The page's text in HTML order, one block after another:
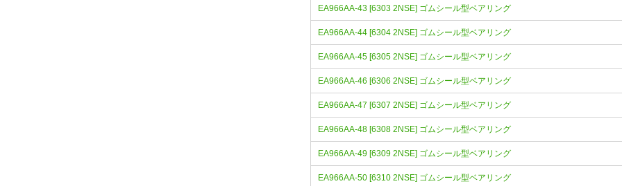
EA966AA-43 [6303 2NSE] ゴムシール型ベアリング
EA966AA-44 [6304 2NSE] ゴムシール型ベアリング
EA966AA-45 [6305 2NSE] ゴムシール型ベアリング
EA966AA-46 [6306 2NSE] ゴムシール型ベアリング
EA966AA-47 [6307 2NSE] ゴムシール型ベアリング
EA966AA-48 [6308 2NSE] ゴムシール型ベアリング
EA966AA-49 [6309 2NSE] ゴムシール型ベアリング
EA966AA-50 [6310 2NSE] ゴムシール型ベアリング